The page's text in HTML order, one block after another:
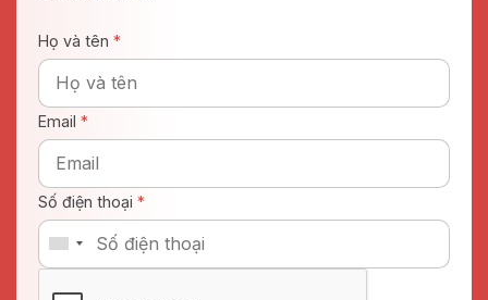
Họ và tên *
Email *
Số điện thoại *